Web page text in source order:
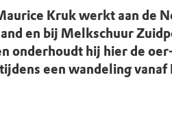
Kruk werkt aan de
en bij Melkschuur
onderhoudt hij hier de
een wandeling vanaf